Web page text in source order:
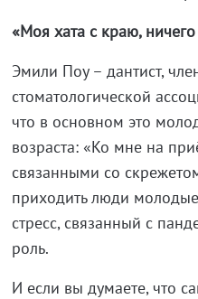
«Моя хата с краю,
Эмили Поу – дантист,
стоматологической
что в основном это
возраста: «Ко мне на
связанными со
приходить люди
стресс, связанный с
роль.
И если вы думаете, что